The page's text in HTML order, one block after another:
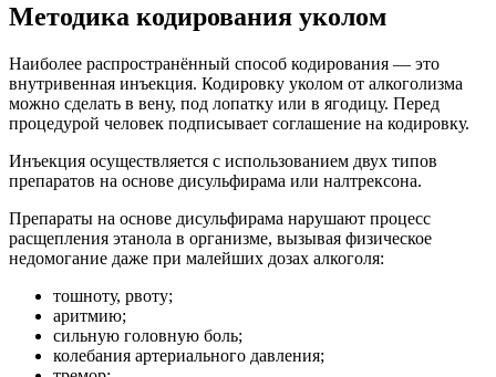
Методика кодирования уколом
Наиболее распространённый способ кодирования — это
внутривенная инъекция. Кодировку уколом от алкоголизма
можно сделать в вену, под лопатку или в ягодицу. Перед
процедурой человек подписывает соглашение на кодировку.
Инъекция осуществляется с использованием двух типов
препаратов на основе дисульфирама или налтрексона.
Препараты на основе дисульфирама нарушают процесс
расщепления этанола в организме, вызывая физическое
недомогание даже при малейших дозах алкоголя:
тошноту, рвоту;
аритмию;
сильную головную боль;
колебания артериального давления;